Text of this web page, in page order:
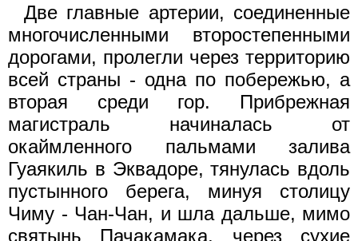
Две главные артерии, соединенные
многочисленными второстепенными
дорогами, пролегли через территорию
всей страны - одна по побережью, а
вторая среди гор. Прибрежная
магистраль начиналась от
окаймленного пальмами залива
Гуаякиль в Эквадоре, тянулась вдоль
пустынного берега, минуя столицу
Чиму - Чан-Чан, и шла дальше, мимо
святынь Пачакамака, через сухие